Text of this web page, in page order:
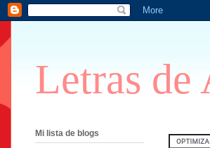
Letras de
Mi lista de blogs